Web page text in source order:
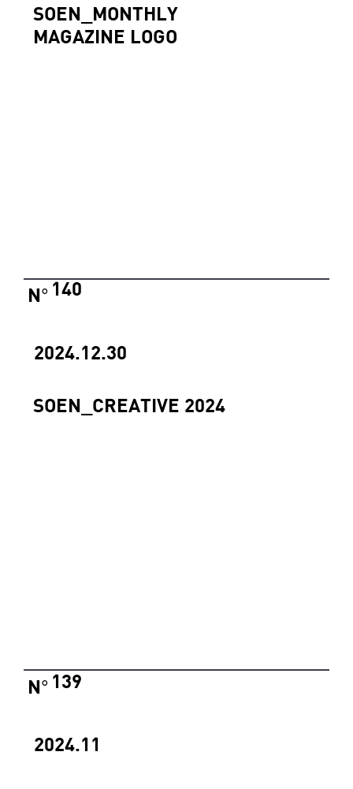
SOEN_MONTHLY
MAGAZINE LOGO
2024.12.30
SOEN_CREATIVE 2024
140
N°
2024.11
139
N°